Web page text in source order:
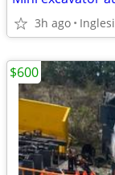
3h ago
$600